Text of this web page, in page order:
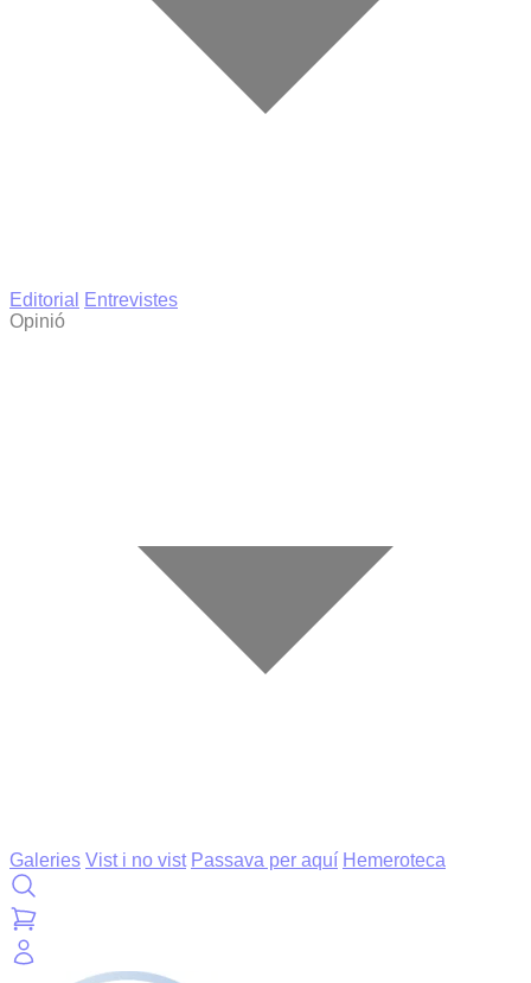
Editorial
Entrevistes
Opinió
Galeries Vist i no vist Passava per aquí Hemeroteca